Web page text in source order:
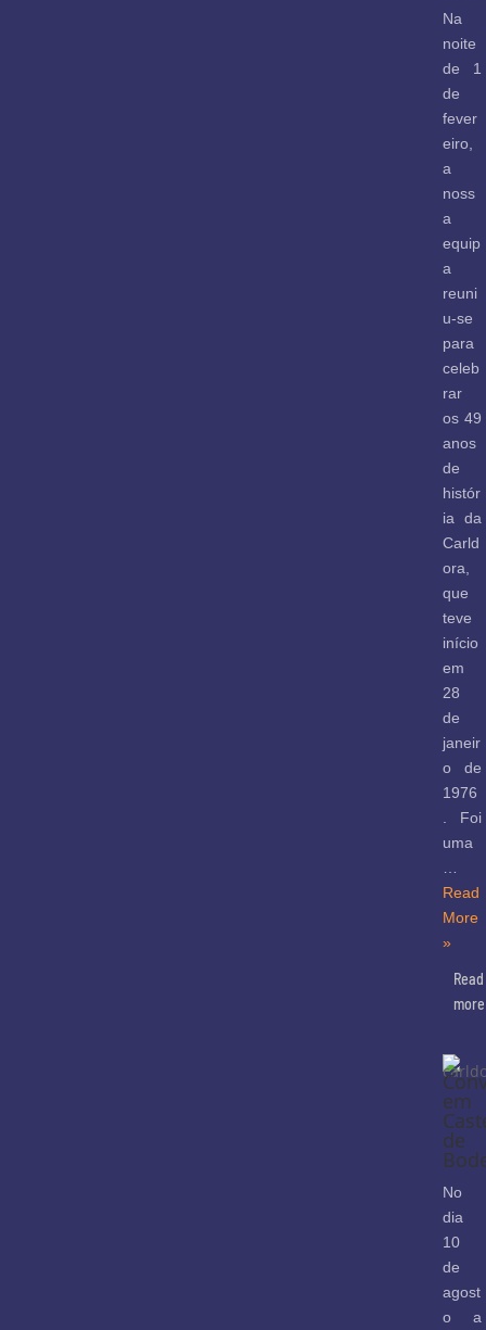
Na
noite
de 1
de
fever
eiro,
a
noss
a
equip
a
reuni
u-se
para
celeb
rar
os 49
anos
de
histór
ia da
Carld
ora,
que
teve
início
em
28
de
janeir
o de
1976
. Foi
uma
Read
More
»
Read
more
em
de
No
dia
10
de
agost
o a